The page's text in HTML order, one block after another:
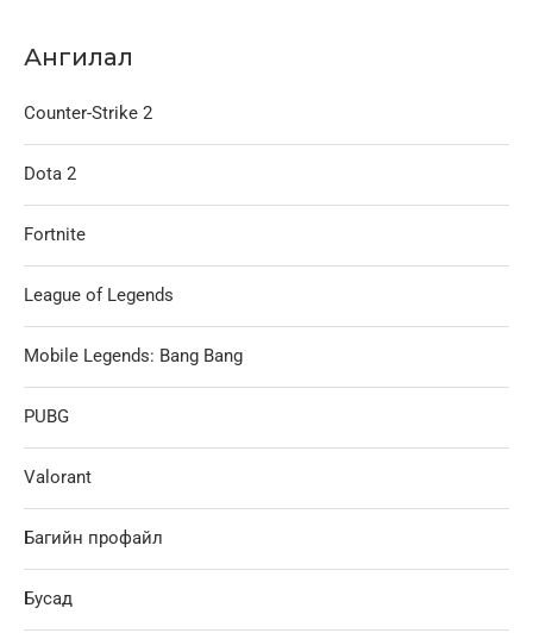
Ангилал
Counter-Strike 2
Dota 2
Fortnite
League of Legends
Mobile Legends: Bang Bang
PUBG
Valorant
Багийн профайл
Бусад